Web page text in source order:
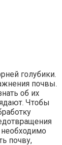
голубики.
почвы.
об их
Чтобы
необходимо
почву,